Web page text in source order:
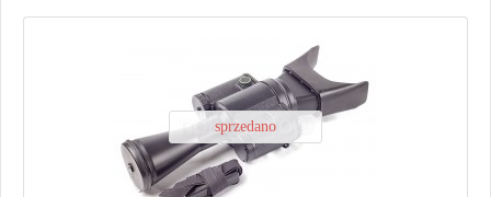
sprzedano